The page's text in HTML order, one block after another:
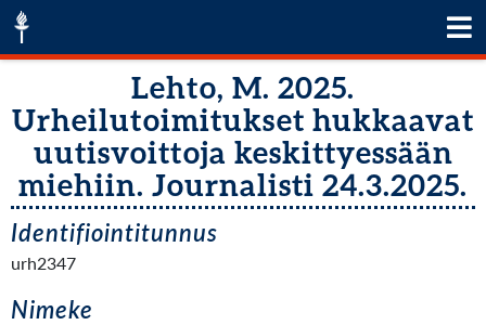
Lehto, M. 2025.
Urheilutoimitukset hukkaavat
uutisvoittoja keskittyessään
miehiin. Journalisti 24.3.2025.
Identifiointitunnus
urh2347
Nimeke